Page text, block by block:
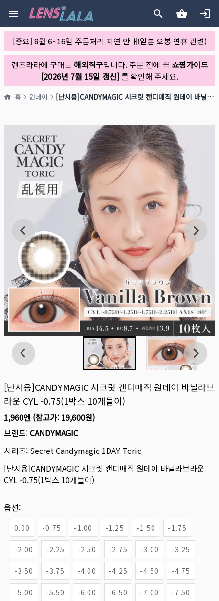
[중요] 8월 6~16일 주문처리 지연 안내(일본 오봉 연휴 관련)
렌즈라라에 구매는 해외직구입니다. 주문 전에 꼭 쇼핑가이드
[2026년 7월 15일 갱신]를 확인해 주세요.
홈 원데이 [난시용]CANDYMAGIC 시크릿 캔디매직 원데이 바닐라브라운 CYL -0.75(1박스 10개들이)
[난시용]CANDYMAGIC 시크릿 캔디매직 원데이 바닐라브
라운 CYL -0.75(1박스 10개들이)
1,960엔 (참고가: 19,600원)
브랜드:CANDYMAGIC
시리즈: Secret Candymagic 1DAY Toric
[난시용]CANDYMAGIC 시크릿 캔디매직 원데이 바닐라브라운
CYL -0.75(1박스 10개들이)
옵션:
0.00 -0.75 -1.00 -1.25 -1.50 -1.75
-2.00 -2.25 -2.50 -2.75 -3.00 -3.25
-3.50 -3.75 -4.00 -4.25 -4.50 -4.75
-5.00 -5.50 -6.00 -6.50 -7.00 -7.50